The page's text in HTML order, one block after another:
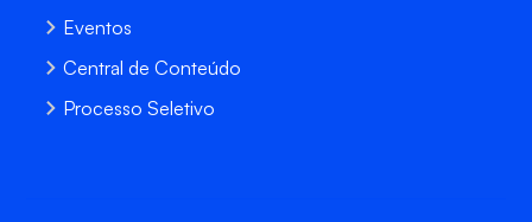
Eventos
Central de Conteúdo
Processo Seletivo